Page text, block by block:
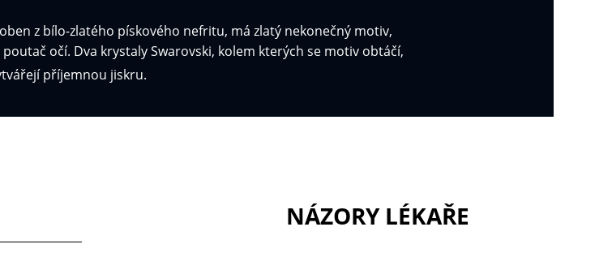
z bílo-zlatého pískového nefritu, má zlatý nekonečný motiv,
očí. Dva krystaly Swarovski, kolem kterých se motiv obtáčí,
příjemnou jiskru.
NÁZORY LÉKAŘE